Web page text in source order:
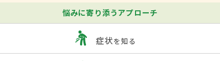
悩みに寄り添うアプローチ
症状を知る